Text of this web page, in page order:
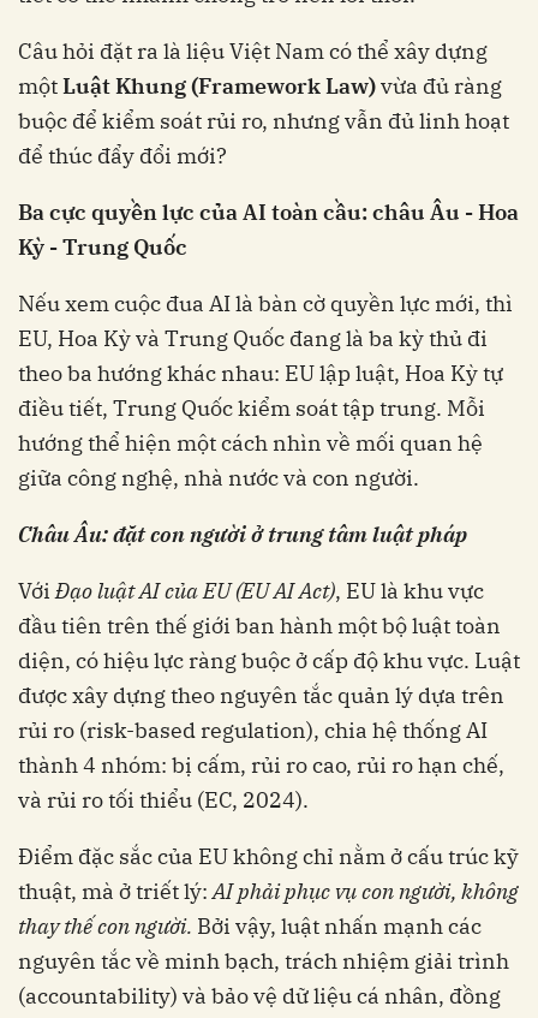
Câu hỏi đặt ra là liệu Việt Nam có thể xây dựng
mộtLuật Khung (Framework Law)vừa đủ ràng
buộc để kiểm soát rủi ro, nhưng vẫn đủ linh hoạt
để thúc đẩy đổi mới?
Ba cực quyền lực của AI toàn cầu: châu Âu - Hoa
Kỳ - Trung Quốc
Nếu xem cuộc đua AI là bàn cờ quyền lực mới, thì
EU, Hoa Kỳ và Trung Quốc đang là ba kỳ thủ đi
theo ba hướng khác nhau: EU lập luật, Hoa Kỳ tự
điều tiết, Trung Quốc kiểm soát tập trung. Mỗi
hướng thể hiện một cách nhìn về mối quan hệ
giữa công nghệ, nhà nước và con người.
Châu Âu: đặt con người ở trung tâm luật pháp
VớiĐạo luật AI của EU (EU AI Act), EU là khu vực
đầu tiên trên thế giới ban hành một bộ luật toàn
diện, có hiệu lực ràng buộc ở cấp độ khu vực. Luật
được xây dựng theo nguyên tắc quản lý dựa trên
rủi ro (risk-based regulation), chia hệ thống AI
thành 4 nhóm: bị cấm, rủi ro cao, rủi ro hạn chế,
và rủi ro tối thiểu (EC, 2024).
Điểm đặc sắc của EU không chỉ nằm ở cấu trúc kỹ
thuật, mà ở triết lý:AI phải phục vụ con người, không
thay thế con người. Bởi vậy, luật nhấn mạnh các
nguyên tắc về minh bạch, trách nhiệm giải trình
(accountability) và bảo vệ dữ liệu cá nhân, đồng